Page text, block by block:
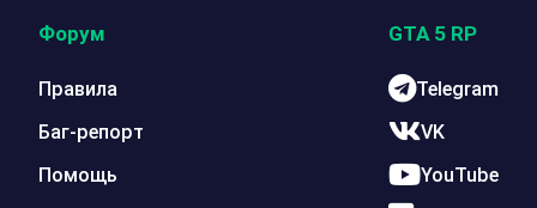
Форум
Правила
Баг-репорт
Помощь
GTA 5 RP
Telegram
VK
YouTube